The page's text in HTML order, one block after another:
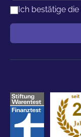
Ich bestätige die